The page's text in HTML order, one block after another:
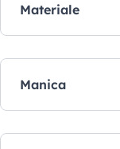
Materiale
Manica